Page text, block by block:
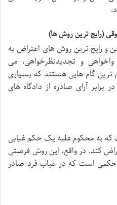
(رایج ترین روش ها)
و رایج ترین روش های اعتراض به
و تجدیدنظرخواهی، می
ترین گام هایی هستند که بسیاری
برابر آرای صادره از دادگاه های
که به محکوم علیه یک حکم غیابی
کند. در واقع، این روش فرصتی
حکمی است که در غیاب فرد صادر